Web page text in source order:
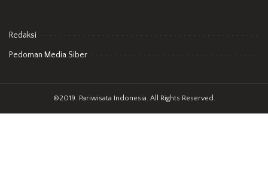
Redaksi
Pedoman Media Siber
©2019. Pariwisata Indonesia. All Rights Reserved.